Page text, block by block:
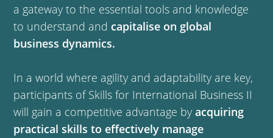
a gateway to the essential tools and knowledge
to understand and capitalise on global
business dynamics.
In a world where agility and adaptability are key,
participants of Skills for International Business II
will gain a competitive advantage byacquiring
practical skills to effectively manage